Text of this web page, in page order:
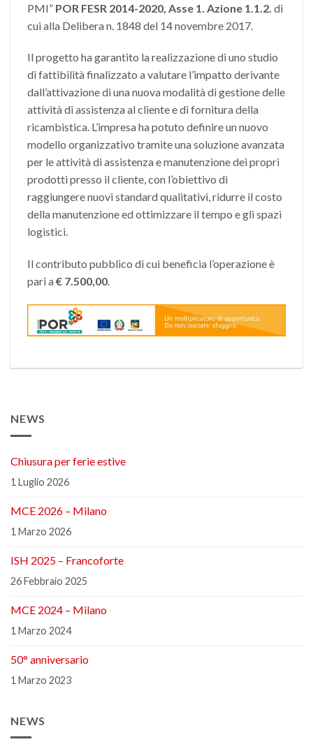
PMI” POR FESR 2014-2020, Asse 1. Azione 1.1.2. di
cui alla Delibera n. 1848 del 14 novembre 2017.
Il progetto ha garantito la realizzazione di uno studio
di fattibilità finalizzato a valutare l’impatto derivante
dall’attivazione di una nuova modalità di gestione delle
attività di assistenza al cliente e di fornitura della
ricambistica. L’impresa ha potuto definire un nuovo
modello organizzativo tramite una soluzione avanzata
per le attività di assistenza e manutenzione dei propri
prodotti presso il cliente, con l’obiettivo di
raggiungere nuovi standard qualitativi, ridurre il costo
della manutenzione ed ottimizzare il tempo e gli spazi
logistici.
Il contributo pubblico di cui beneficia l’operazione è
pari a€ 7.500,00.
NEWS
Chiusura per ferie estive
1 Luglio 2026
MCE 2026 – Milano
1 Marzo 2026
ISH 2025 – Francoforte
26 Febbraio 2025
MCE 2024 – Milano
1 Marzo 2024
50° anniversario
1 Marzo 2023
NEWS